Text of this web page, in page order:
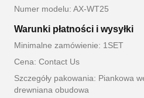
Numer modelu: AX-WT25
Warunki płatności i wysyłki
Minimalne zamówienie: 1SET
Cena: Contact Us
Szczegóły pakowania: Piankowa
drewniana obudowa